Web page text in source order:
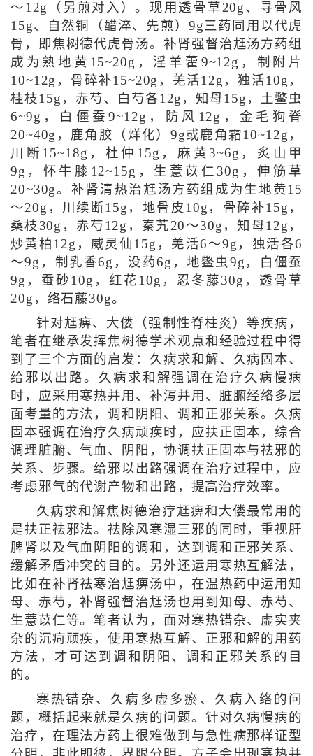
～12g（另煎对入）。现用透骨草20g、寻骨风
15g、自然铜（醋淬、先煎）9g三药同用以代虎
骨，即焦树德代虎骨汤。补肾强督治尪汤方药组
成为熟地黄15~20g，淫羊藿9~12g，制附片
10~12g，骨碎补15~20g，羌活12g，独活10g，
桂枝15g，赤芍、白芍各12g，知母15g，土鳖虫
6~9g，白僵蚕9~12g，防风12g，金毛狗脊
20~40g，鹿角胶（烊化）9g或鹿角霜10~12g，
川断15~18g，杜仲15g，麻黄3~6g，炙山甲
9g，怀牛膝12~15g，生薏苡仁30g，伸筋草
20~30g。补肾清热治尪汤方药组成为生地黄15
～20g，川续断15g，地骨皮10g，骨碎补15g，
桑枝30g，赤芍12g，秦艽20～30g，知母12g，
炒黄柏12g，威灵仙15g，羌活6～9g，独活各6
～9g，制乳香6g，没药6g，地鳖虫9g，白僵蚕
9g，蚕砂10g，红花10g，忍冬藤30g，透骨草
20g，络石藤30g。
针对尪痹、大偻（强制性脊柱炎）等疾病，
笔者在继承发挥焦树德学术观点和经验过程中得
到了三个方面的启发：久病求和解、久病固本、
给邪以出路。久病求和解强调在治疗久病慢病
时，应采用寒热并用、补泻并用、脏腑经络多层
面考量的方法，调和阴阳、调和正邪关系。久病
固本强调在治疗久病顽疾时，应扶正固本，综合
调理脏腑、气血、阴阳，协调扶正固本与祛邪的
关系、步骤。给邪以出路强调在治疗过程中，应
考虑邪气的代谢产物和出路，提高治疗效率。
久病求和解焦树德治疗尪痹和大偻最常用的
是扶正祛邪法。祛除风寒湿三邪的同时，重视肝
脾肾以及气血阴阳的调和，达到调和正邪关系、
缓解矛盾冲突的目的。另外还运用寒热互解法，
比如在补肾祛寒治尪痹汤中，在温热药中运用知
母、赤芍，补肾强督治尪汤也用到知母、赤芍、
生薏苡仁等。笔者认为，面对寒热错杂、虚实夹
杂的沉疴顽疾，使用寒热互解、正邪和解的用药
方法，才可达到调和阴阳、调和正邪关系的目
的。
寒热错杂、久病多虚多瘀、久病入络的问
题，概括起来就是久病的问题。针对久病慢病的
治疗，在理法方药上很难做到与急性病那样证型